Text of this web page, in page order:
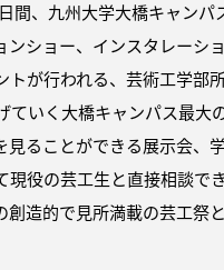
間、九州大学大橋キャンパ
ショー、インスタレーシ
が行われる、芸術工学部
いく大橋キャンパス最大
ることができる展示会、
役の芸工生と直接相談で
造的で見所満載の芸工祭